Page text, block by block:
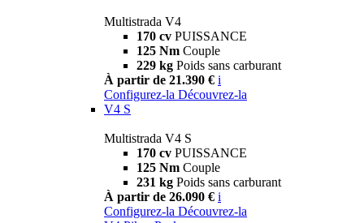
Multistrada V4
170 cv PUISSANCE
125 Nm Couple
229 kg Poids sans carburant
À partir de 21.390 € i
Configurez-la Découvrez-la
V4 S
Multistrada V4 S
170 cv PUISSANCE
125 Nm Couple
231 kg Poids sans carburant
À partir de 26.090 € i
Configurez-la Découvrez-la